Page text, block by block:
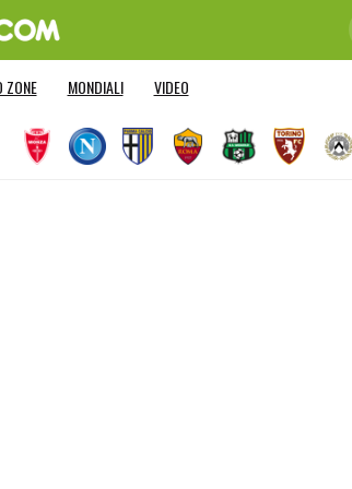
ZONE MONDIALI VIDEO